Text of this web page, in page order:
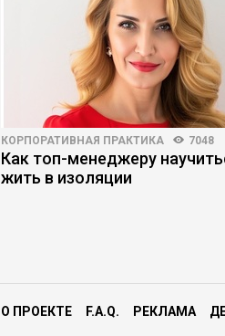
КОРПОРАТИВНАЯ ПРАКТИКА 7048
Как топ-менеджеру
жить в изоляции
О ПРОЕКТЕ F.A.Q. РЕКЛАМА